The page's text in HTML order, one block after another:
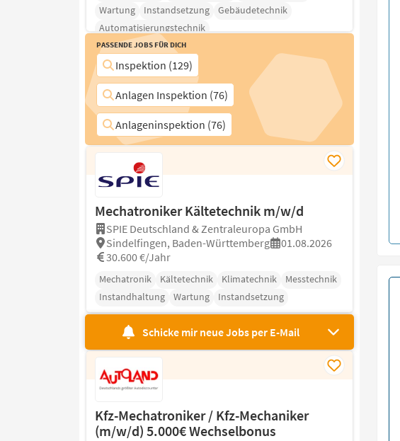
Wartung
Instandsetzung
Gebäudetechnik
Automatisierungstechnik
Passende Jobs für Dich
Inspektion (129)
Anlagen Inspektion (76)
Anlageninspektion (76)
Mechatroniker Kältetechnik m/w/d
SPIE Deutschland & Zentraleuropa GmbH
Sindelfingen, Baden-Württemberg
01.08.2026
30.600 €/Jahr
Mechatronik Kältetechnik Klimatechnik
Messtechnik
Instandhaltung
Wartung Instandsetzung
Schicke mir neue Jobs per E-Mail
Kfz-Mechatroniker / Kfz-Mechaniker
(m/w/d) 5.000€ Wechselbonus